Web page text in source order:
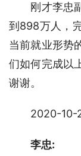
刚才李忠副
到898万人，
当前就业形势
们如何完成以
谢谢。
2020-10-
李忠: